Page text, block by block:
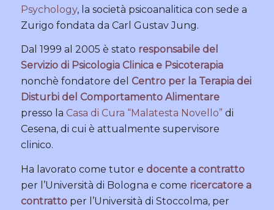
Psychology, la società psicoanalitica con sede a
Zurigo fondata da Carl Gustav Jung.
Dal 1999 al 2005 è stato responsabile del
Servizio di Psicologia Clinica e Psicoterapia
nonchè fondatore del Centro per la Terapia dei
Disturbi del Comportamento Alimentare
presso la Casa di Cura “Malatesta Novello” di
Cesena, di cui è attualmente supervisore
clinico.
Ha lavorato come tutor e docente a contratto
per l’Università di Bologna e come ricercatore a
contrattoper l’Università di Stoccolma, per